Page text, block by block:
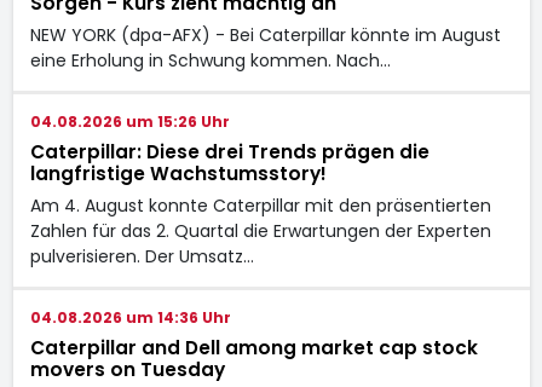
NEW YORK (dpa-AFX) - Bei Caterpillar könnte im August
eine Erholung in Schwung kommen. Nach…
04.08.2026 um 15:26 Uhr
Caterpillar: Diese drei Trends prägen die
langfristige Wachstumsstory!
Am 4. August konnte Caterpillar mit den präsentierten
Zahlen für das 2. Quartal die Erwartungen der Experten
pulverisieren. Der Umsatz…
04.08.2026 um 14:36 Uhr
Caterpillar and Dell among market cap stock
movers on Tuesday